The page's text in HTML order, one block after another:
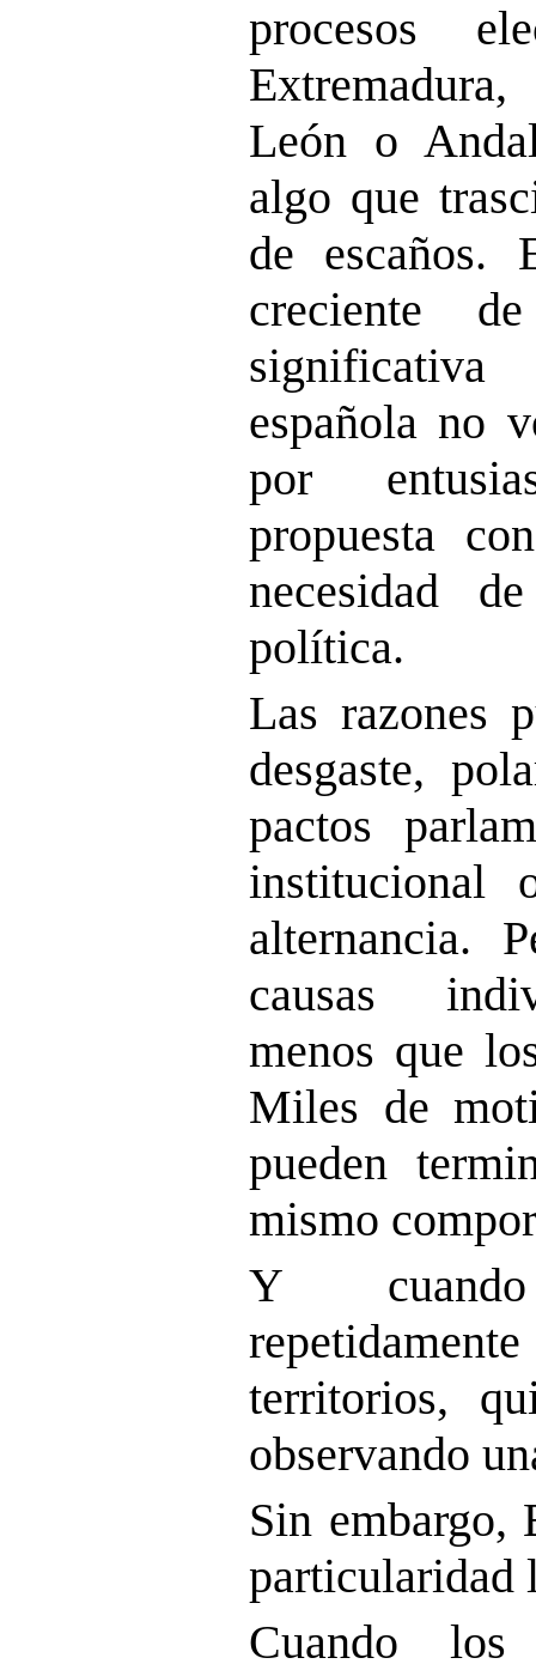
procesos
León o
algo que
de escaños.
creciente
española no
por
propuesta
necesidad
política.
Las razones
desgaste,
pactos
institucional
alternancia.
causas
menos que
Miles de
pueden
mismo
Y
territorios,
observando
Sin embargo,
particularidad
Cuando los